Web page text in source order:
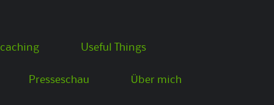
Useful Things
Presseschau Über mich